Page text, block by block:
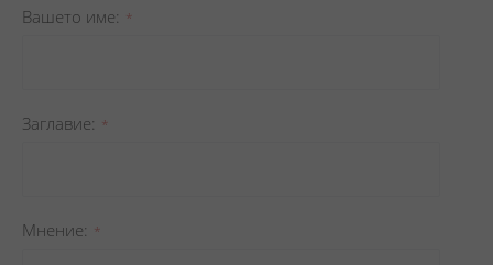
star
stars
stars
stars
stars
Вашето име
Заглавиe
Мнение